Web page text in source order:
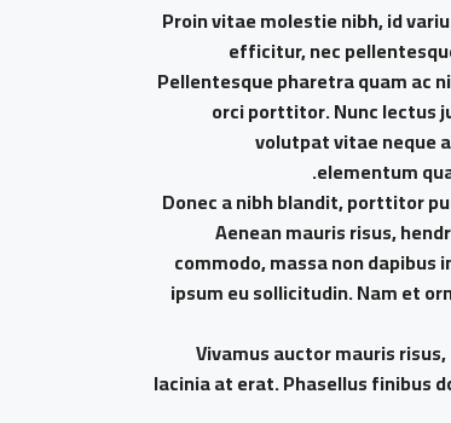
Proin vitae molestie nibh, id
efficitur, nec
Pellentesque pharetra quam ac
orci porttitor. Nunc lectus
volutpat vitae neque
elementum
Donec a nibh blandit, porttitor
Aenean mauris risus,
commodo, massa non
ipsum eu sollicitudin. Nam et
Vivamus auctor mauris
lacinia at erat. Phasellus finibus